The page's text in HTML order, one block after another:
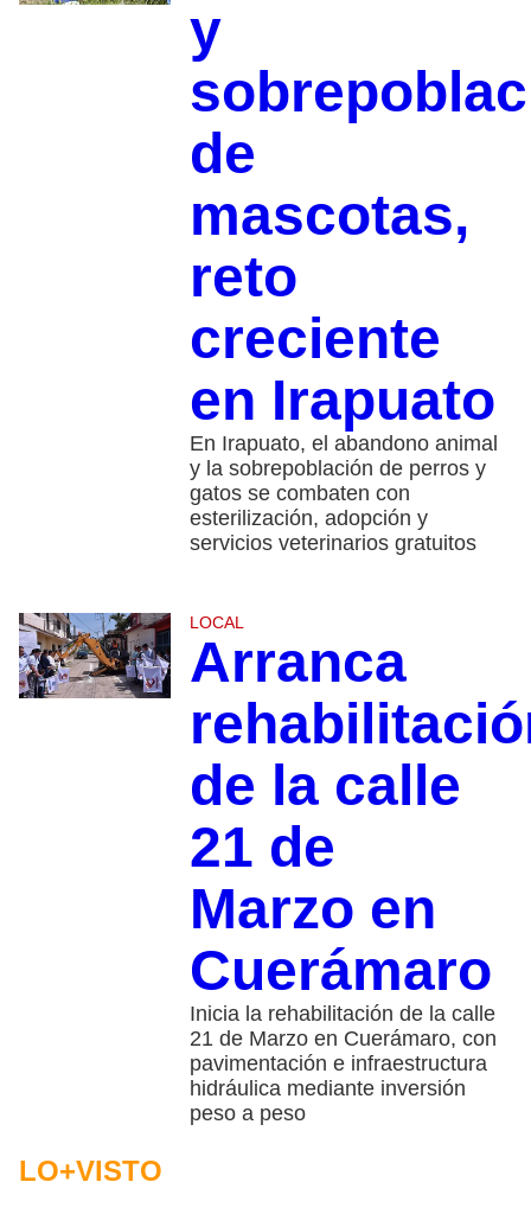
y
de
mascotas,
reto
creciente
en Irapuato
En Irapuato, el abandono animal
y la sobrepoblación de perros y
gatos se combaten con
esterilización, adopción y
servicios veterinarios gratuitos
LOCAL
Arranca
de la calle
21 de
Marzo en
Cuerámaro
Inicia la rehabilitación de la calle
21 de Marzo en Cuerámaro, con
pavimentación e infraestructura
hidráulica mediante inversión
peso a peso
LO+VISTO